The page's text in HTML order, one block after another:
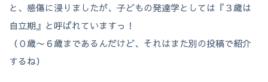
と、感傷に浸りましたが、子どもの発達学としては『３歳は
自立期』と呼ばれていますっ！
（０歳〜６歳まであるんだけど、それはまた別の投稿で紹介
するね）